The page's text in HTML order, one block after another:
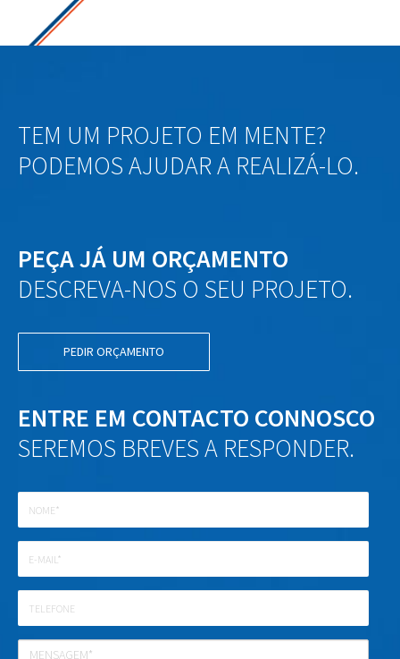
TEM UM PROJETO EM MENTE?
PODEMOS AJUDAR A REALIZÁ-LO.
PEÇA JÁ UM ORÇAMENTO
DESCREVA-NOS O SEU PROJETO.
PEDIR ORÇAMENTO
ENTRE EM CONTACTO CONNOSCO
SEREMOS BREVES A RESPONDER.
mail
Mensagem